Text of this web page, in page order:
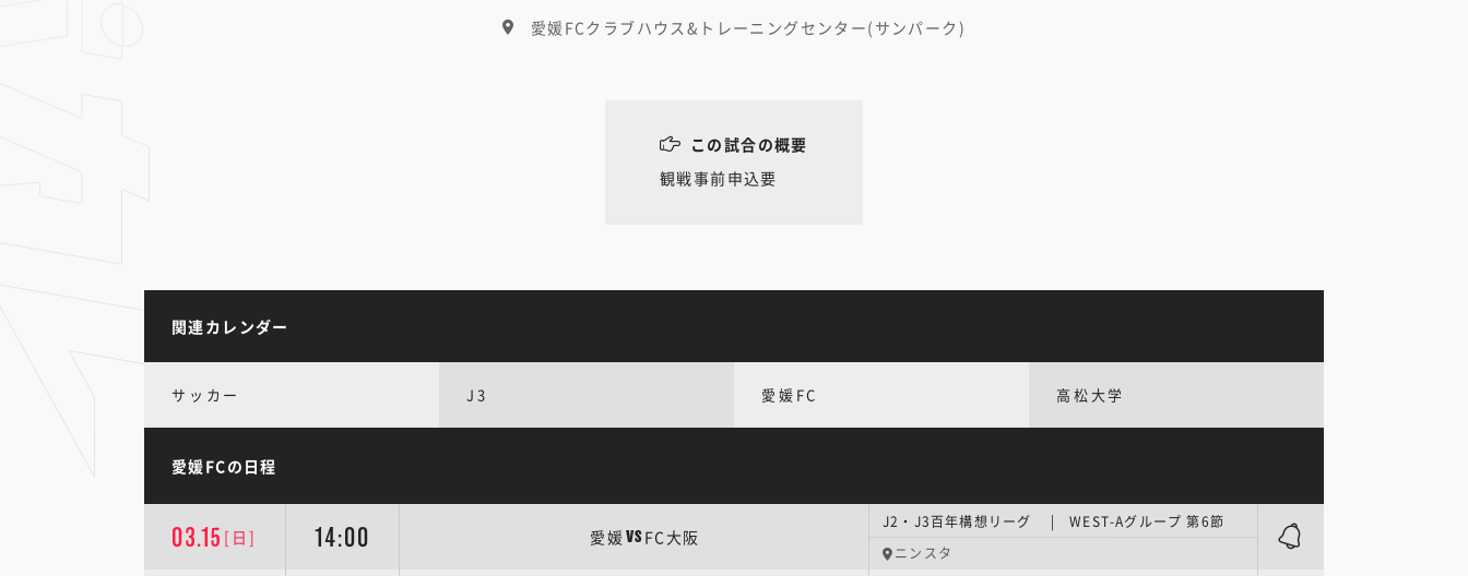
愛媛FCクラブハウス&トレーニングセンター(サンパーク)
この試合の概要
観戦事前申込要
関連カレンダー
サッカー J3 愛媛FC 高松大学
愛媛FCの日程
03.15 [日] 14:00 愛媛VS FC大阪
J2・J3百年構想リーグ | WEST-Aグループ 第6節
ニンスタ